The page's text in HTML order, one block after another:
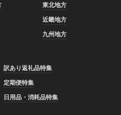
東北地方
近畿地方
九州地方
訳あり返礼品特集
定期便特集
日用品・消耗品特集